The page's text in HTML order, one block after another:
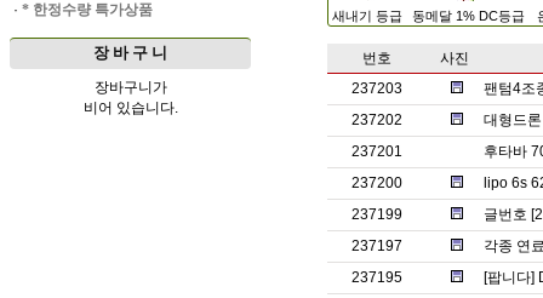
· * 한정수량 특가상품
장 바 구 니
장바구니가
비어 있습니다.
새내기 등급 동메달 1% DC등급
번호
사진
237203
팬텀4조
237202
대형드
237201
후타바
237200
lipo 6s
237199
글번호
237197
각종 연
237195
[팝니다]